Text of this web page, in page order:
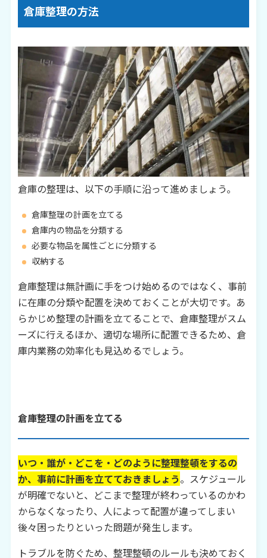
倉庫整理の方法
倉庫の整理は、以下の手順に沿って進めましょう。
倉庫整理の計画を立てる
倉庫内の物品を分類する
必要な物品を属性ごとに分類する
収納する
倉庫整理は無計画に手をつけ始めるのではなく、事前
に在庫の分類や配置を決めておくことが大切です。あ
らかじめ整理の計画を立てることで、倉庫整理がスム
ーズに行えるほか、適切な場所に配置できるため、倉
庫内業務の効率化も見込めるでしょう。
倉庫整理の計画を立てる
いつ・誰が・どこを・どのように整理整頓をするの
か、事前に計画を立てておきましょう。スケジュール
が明確でないと、どこまで整理が終わっているのかわ
からなくなったり、人によって配置が違ってしまい
後々困ったりといった問題が発生します。
トラブルを防ぐため、整理整頓のルールも決めておく